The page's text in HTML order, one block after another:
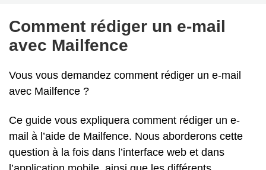
Comment rédiger un e-mail
avec Mailfence
Vous vous demandez comment rédiger un e-mail
avec Mailfence ?
Ce guide vous expliquera comment rédiger un e-
mail à l’aide de Mailfence. Nous aborderons cette
question à la fois dans l’interface web et dans